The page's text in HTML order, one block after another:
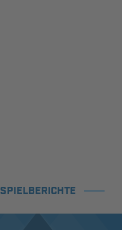
SPIELBERICHTE